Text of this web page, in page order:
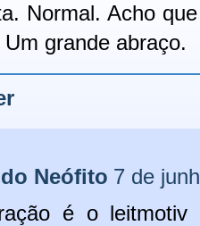
Normal. Acho
grande abraço.
Neófito 7 de
é o leitmotiv